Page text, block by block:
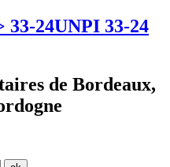
UNPI 33-24
de Bordeaux,